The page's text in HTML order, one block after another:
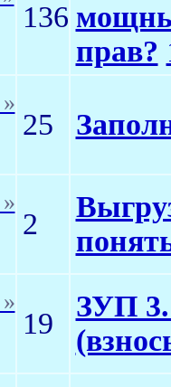
136
прав?
25
2
19
ЗУП